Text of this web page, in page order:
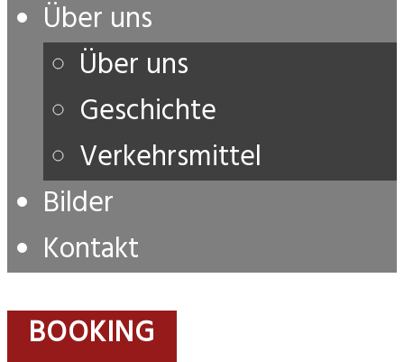
Über uns
Über uns
Geschichte
Verkehrsmittel
Bilder
Kontakt
BOOKING